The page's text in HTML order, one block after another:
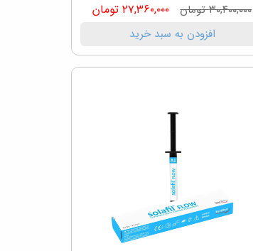
۳۰,۴۰۰,۰۰۰ تومان ۲۷,۳۶۰,۰۰۰ تومان
افزودن به سبد خرید